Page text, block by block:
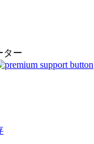
ター